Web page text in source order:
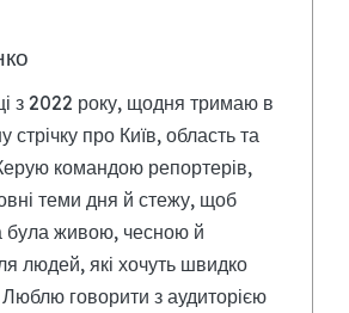
з 2022 року, щодня тримаю в
стрічку про Київ, область та
командою репортерів,
теми дня й стежу, щоб
була живою, чесною й
людей, які хочуть швидко
Люблю говорити з аудиторією